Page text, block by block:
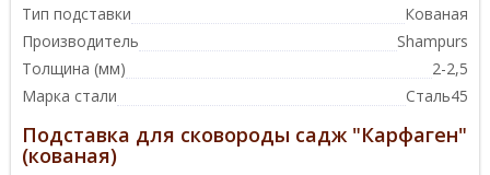
Тип подставки
Кованая
Производитель
Shampurs
Толщина (мм)
2-2,5
Марка стали
Сталь45
Подставка для сковороды садж "Карфаген"
(кованая)